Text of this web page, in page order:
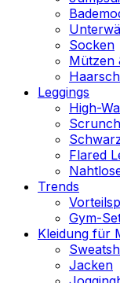
Socken
Mützen
Leggings
High-
Flared
Trends
Gym-
Kleidung für
Jacken